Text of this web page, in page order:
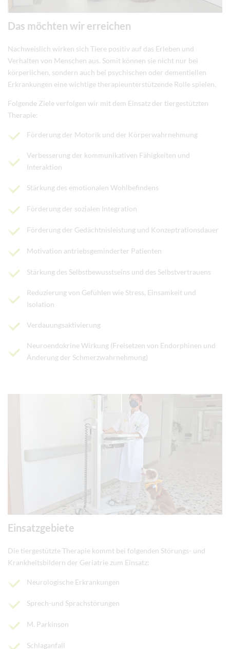
Das möchten wir erreichen
Nachweislich wirken sich Tiere positiv auf das Erleben und
Verhalten von Menschen aus. Somit können sie nicht nur bei
körperlichen, sondern auch bei psychischen oder dementiellen
Erkrankungen eine wichtige therapieunterstützende Rolle spielen.
Folgende Ziele verfolgen wir mit dem Einsatz der tiergestützten
Therapie:
Förderung der Motorik und der Körperwahrnehmung
Verbesserung der kommunikativen Fähigkeiten und
Interaktion
Stärkung des emotionalen Wohlbefindens
Förderung der sozialen Integration
Förderung der Gedächtnisleistung und Konzeptrationsdauer
Motivation antriebsgeminderter Patienten
Stärkung des Selbstbewusstseins und des Selbstvertrauens
Reduzierung von Gefühlen wie Stress, Einsamkeit und
Isolation
Verdauungsaktivierung
Neuroendokrine Wirkung (Freisetzen von Endorphinen und
Änderung der Schmerzwahrnehmung)
Einsatzgebiete
Die tiergestützte Therapie kommt bei folgenden Störungs- und
Krankheitsbildern der Geriatrie zum Einsatz:
Neurologische Erkrankungen
Sprech-und Sprachstörungen
M. Parkinson
Schlaganfall